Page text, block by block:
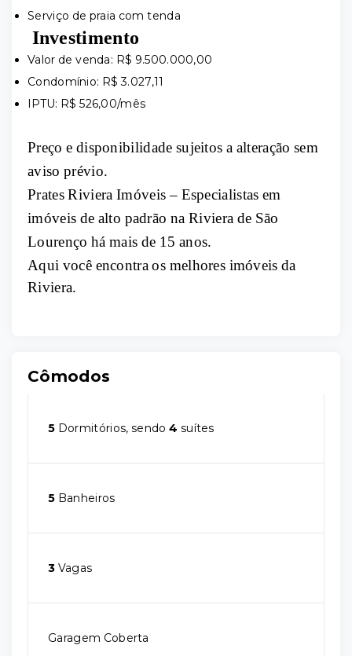
Serviço de praia com tenda
Investimento
Valor de venda: R$ 9.500.000,00
Condomínio: R$ 3.027,11
IPTU: R$ 526,00/mês
Preço e disponibilidade sujeitos a alteração sem
aviso prévio.
Prates Riviera Imóveis – Especialistas em
imóveis de alto padrão na Riviera de São
Lourenço há mais de 15 anos.
Aqui você encontra os melhores imóveis da
Riviera.
Cômodos
5 Dormitórios, sendo4 suítes
5 Banheiros
3 Vagas
Garagem Coberta